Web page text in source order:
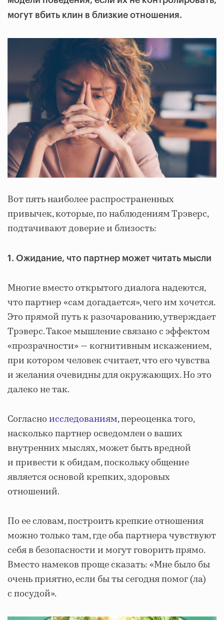
могут вбить клин в близкие отношения.
Вот пять наиболее распространенных
привычек, которые, по наблюдениям Трэверс,
подтачивают доверие и близость:
1. Ожидание, что партнер может читать мысли
Многие вместо открытого диалога надеются,
что партнер «сам догадается», чего им хочется.
Это прямой путь к разочарованию, утверждает
Трэверс. Такое мышление связано с эффектом
«прозрачности» — когнитивным искажением,
при котором человек считает, что его чувства
и желания очевидны для окружающих. Но это
далеко не так.
Согласноисследованиям, переоценка того,
насколько партнер осведомлен о ваших
внутренних мыслях, может быть вредной
и привести к обидам, поскольку общение
является основой крепких, здоровых
отношений.
По ее словам, построить крепкие отношения
можно только там, где оба партнера чувствуют
себя в безопасности и могут говорить прямо.
Вместо намеков проще сказать: «Мне было бы
очень приятно, если бы ты сегодня помог (ла)
с посудой».